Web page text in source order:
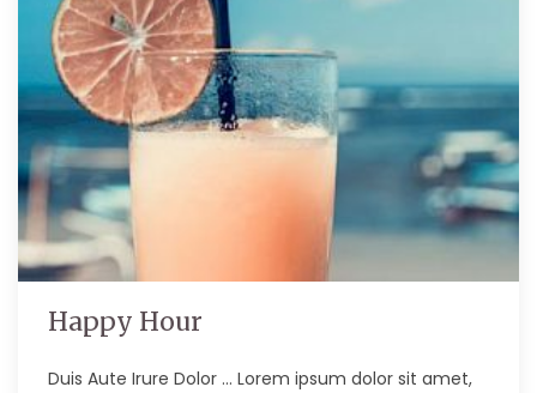
Happy Hour
Duis Aute Irure Dolor … Lorem ipsum dolor sit amet,